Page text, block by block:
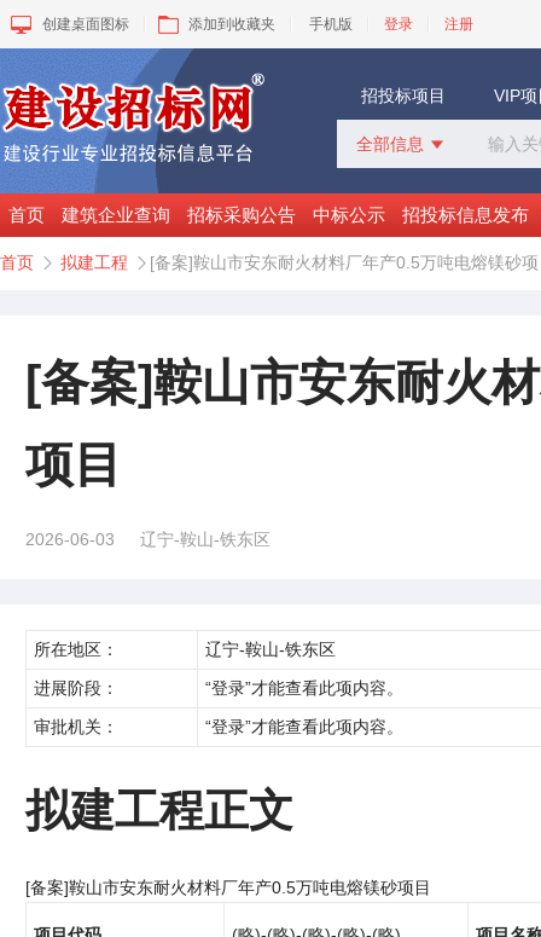
创建桌面图标 添加到收藏夹 手机版 登录 注册
招投标项目 VIP
全部信息 
招标采购
中标公示
变更公告
询价采购
谈判采购
首页 建筑企业查询 招标采购公告 中标公示 招投标信息发布
首页  拟建工程  [备案]鞍山市安东耐火材料厂年产0.5万吨电熔镁砂
[备案]鞍山市安东耐火
项目
2026-06-03 辽宁-鞍山-铁东区
所在地区：
辽宁-鞍山-铁东区
进展阶段：
“登录”才能查看此项内容。
审批机关：
“登录”才能查看此项内容。
拟建工程正文
[备案]鞍山市安东耐火材料厂年产0.5万吨电熔镁砂项目